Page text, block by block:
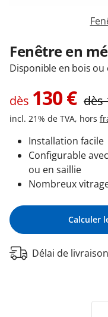
Conseils gratuits
Fenêtre en
Disponible en bois
dès 130€ dès
incl. 21% de TVA, hors
Installation facile
Configurable
ou en saillie
Nombreux
Calculer
Délai de